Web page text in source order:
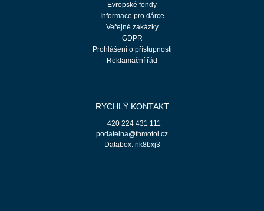
Evropské fondy
Informace pro dárce
Veřejné zakázky
GDPR
Prohlášení o přístupnosti
Reklamační řád
RYCHLÝ KONTAKT
+420 224 431 111
podatelna@fnmotol.cz
Databox: nk8bxj3